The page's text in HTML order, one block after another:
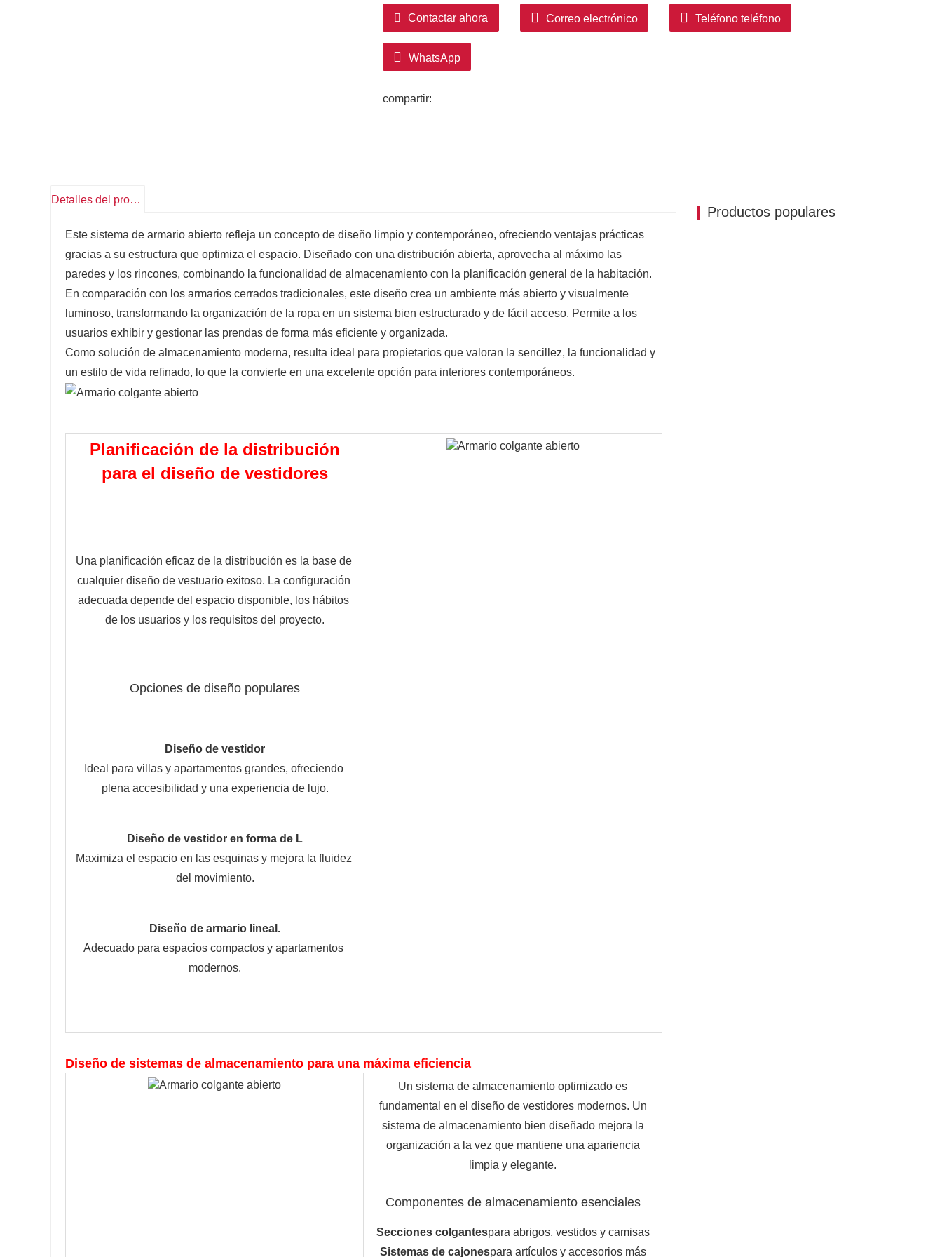
vida sofisticada.
La iluminación LED integrada proporciona un brillo suave y acogedor, mejorando la
visibilidad y facilitando la elección de la ropa, especialmente en condiciones de poca
luz.
Contactar ahora Correo electrónico Teléfono teléfono
WhatsApp
compartir:
Detalles del producto
Este sistema de armario abierto refleja un concepto de diseño limpio y contemporáneo, ofreciendo ventajas prácticas
gracias a su estructura que optimiza el espacio. Diseñado con una distribución abierta, aprovecha al máximo las
paredes y los rincones, combinando la funcionalidad de almacenamiento con la planificación general de la habitación.
En comparación con los armarios cerrados tradicionales, este diseño crea un ambiente más abierto y visualmente
luminoso, transformando la organización de la ropa en un sistema bien estructurado y de fácil acceso. Permite a los
usuarios exhibir y gestionar las prendas de forma más eficiente y organizada.
Como solución de almacenamiento moderna, resulta ideal para propietarios que valoran la sencillez, la funcionalidad y
un estilo de vida refinado, lo que la convierte en una excelente opción para interiores contemporáneos.
Planificación de la distribución
para el diseño de vestidores
Una planificación eficaz de la distribución es la base de
cualquier diseño de vestuario exitoso. La configuración
adecuada depende del espacio disponible, los hábitos
de los usuarios y los requisitos del proyecto.
Opciones de diseño populares
Diseño de vestidor
Ideal para villas y apartamentos grandes, ofreciendo
plena accesibilidad y una experiencia de lujo.
Diseño de vestidor en forma de L
Maximiza el espacio en las esquinas y mejora la fluidez
del movimiento.
Diseño de armario lineal.
Adecuado para espacios compactos y apartamentos
modernos.
Diseño de sistemas de almacenamiento para una máxima eficiencia
Un sistema de almacenamiento optimizado es
fundamental en el diseño de vestidores modernos. Un
sistema de almacenamiento bien diseñado mejora la
organización a la vez que mantiene una apariencia
limpia y elegante.
Componentes de almacenamiento esenciales
Secciones colgantespara abrigos, vestidos y camisas
Sistemas de cajonespara artículos y accesorios más
Productos populares